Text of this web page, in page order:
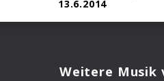
13.6.2014
Weitere Musik